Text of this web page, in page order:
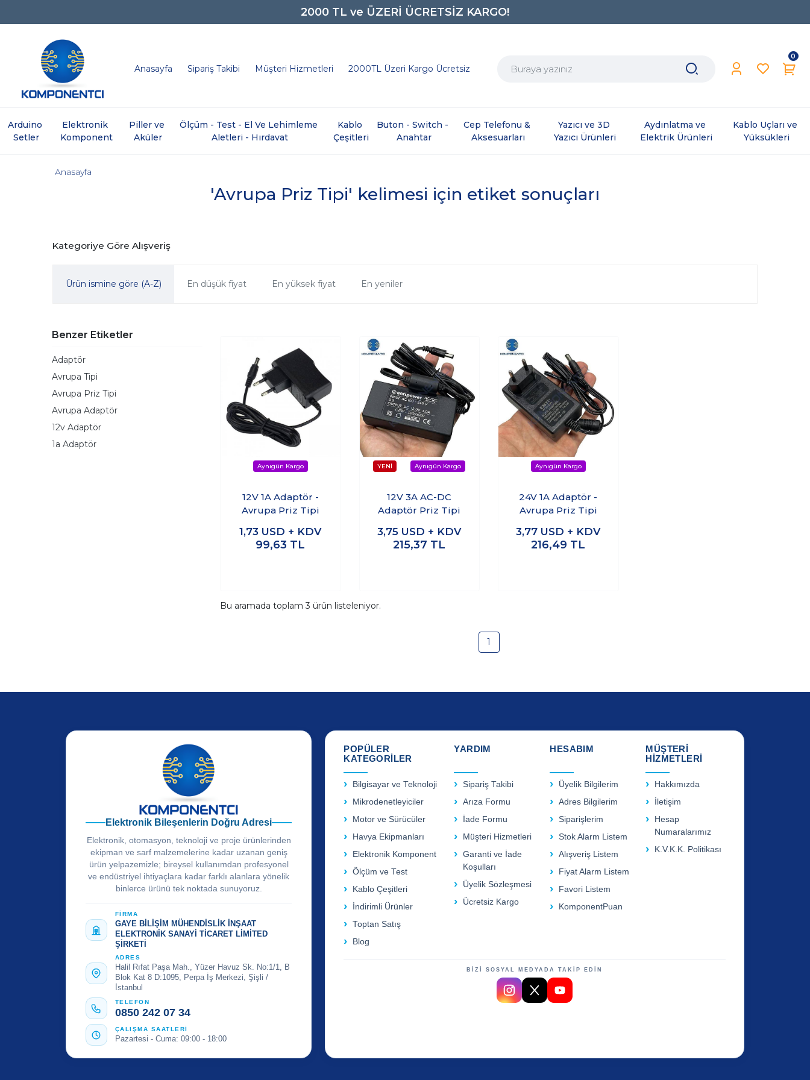
2000 TL ve ÜZERİ ÜCRETSİZ KARGO!
0850 242 0734
Anasayfa Sipariş Takibi Müşteri Hizmetleri 2000TL Üzeri Kargo Ücretsiz
0
Arduino
Setler
Elektronik
Komponent
Piller ve
Aküler
Ölçüm - Test - El Ve Lehimleme
Aletleri - Hırdavat
Kablo
Çeşitleri
Buton - Switch -
Anahtar
Cep Telefonu &
Aksesuarları
Yazıcı ve 3D
Yazıcı Ürünleri
Aydınlatma ve
Elektrik Ürünleri
Kablo Uçları ve
Yüksükleri
'Avrupa Priz Tipi' kelimesi için etiket sonuçları
Anasayfa
Kategoriye Göre Alışveriş
Ürün ismine göre (A-Z) En düşük fiyat En yüksek fiyat En yeniler
Benzer Etiketler
Adaptör
Avrupa Tipi
Avrupa Priz Tipi
Avrupa Adaptör
12v Adaptör
1a Adaptör
12V 1A Adaptör -
Avrupa Priz Tipi
1,73 USD + KDV
99,63 TL
12V 3A AC-DC
Adaptör Priz Tipi
3,75 USD + KDV
215,37 TL
24V 1A Adaptör -
Avrupa Priz Tipi
3,77 USD + KDV
216,49 TL
Bu aramada toplam3 ürün listeleniyor.
1
Elektronik Bileşenlerin Doğru Adresi
Elektronik, otomasyon, teknoloji ve proje ürünlerinden
ekipman ve sarf malzemelerine kadar uzanan geniş
ürün yelpazemizle; bireysel kullanımdan profesyonel
ve endüstriyel ihtiyaçlara kadar farklı alanlara yönelik
binlerce ürünü tek noktada sunuyoruz.
FİRMA
GAYE BİLİŞİM MÜHENDİSLİK İNŞAAT
ELEKTRONİK SANAYİ TİCARET LİMİTED
ŞİRKETİ
ADRES
Halil Rıfat Paşa Mah., Yüzer Havuz Sk. No:1/1, B
Blok Kat 8 D:1095, Perpa İş Merkezi, Şişli /
İstanbul
TELEFON
0850 242 07 34
ÇALIŞMA SAATLERİ
Pazartesi - Cuma: 09:00 - 18:00
POPÜLER
KATEGORİLER
Bilgisayar ve Teknoloji
Mikrodenetleyiciler
Motor ve Sürücüler
Havya Ekipmanları
Elektronik Komponent
Ölçüm ve Test
Kablo Çeşitleri
İndirimli Ürünler
Toptan Satış
Blog
YARDIM
Sipariş Takibi
Arıza Formu
İade Formu
Müşteri Hizmetleri
Garanti ve İade
Koşulları
Üyelik Sözleşmesi
Ücretsiz Kargo
HESABIM
Üyelik Bilgilerim
Adres Bilgilerim
Siparişlerim
Stok Alarm Listem
Alışveriş Listem
Fiyat Alarm Listem
Favori Listem
KomponentPuan
MÜŞTERİ
HİZMETLERİ
Hakkımızda
İletişim
Hesap
Numaralarımız
K.V.K.K. Politikası
BİZİ SOSYAL MEDYADA TAKİP EDİN